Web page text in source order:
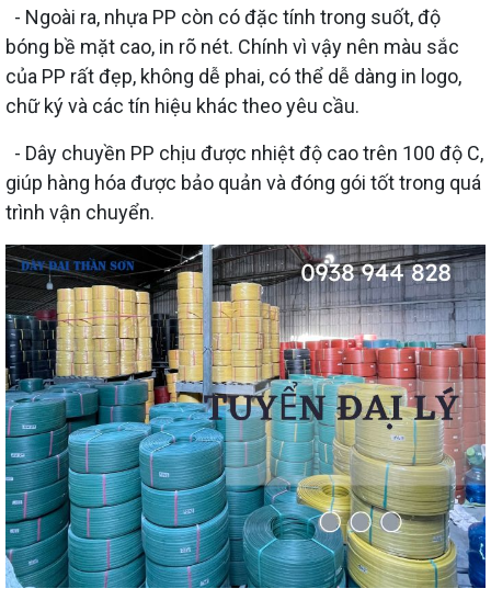
- Ngoài ra, nhựa PP còn có đặc tính trong suốt, độ
bóng bề mặt cao, in rõ nét. Chính vì vậy nên màu sắc
của PP rất đẹp, không dễ phai, có thể dễ dàng in logo,
chữ ký và các tín hiệu khác theo yêu cầu.
- Dây chuyền PP chịu được nhiệt độ cao trên 100 độ C,
giúp hàng hóa được bảo quản và đóng gói tốt trong quá
trình vận chuyển.